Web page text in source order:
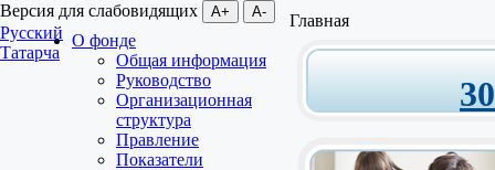
Версия для слабовидящих
A+ A-
Русский
Татарча
О фонде
Общая информация
Руководство
Организационная
структура
Правление
Показатели
Главная